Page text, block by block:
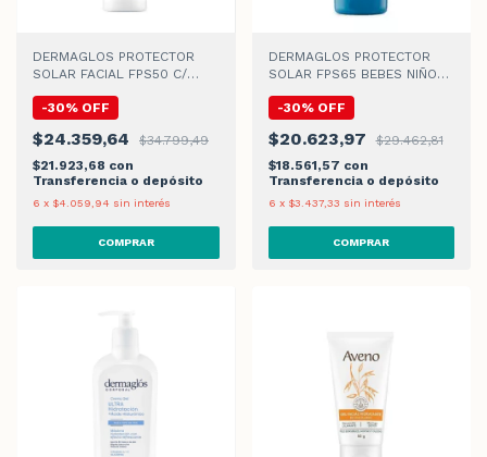
DERMAGLOS PROTECTOR
SOLAR FACIAL FPS50 C/
-30% OFF
$24.359,64
$34.799,49
$21.923,68 con
Transferencia o depósito
6 x $4.059,94 sin interés
DERMAGLOS PROTECTOR
SOLAR FPS65 BEBES NIÑOS
-30% OFF
$20.623,97
$29.462,81
$18.561,57 con
Transferencia o depósito
6 x $3.437,33 sin interés